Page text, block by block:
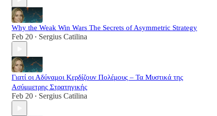
Why the Weak Win Wars The Secrets of Asymmetric Strategy
Feb 20 • Sergius Catilina
Γιατί οι Αδύναμοι Κερδίζουν Πολέμους – Τα Μυστικά της
Ασύμμετρης Στρατηγικής
Feb 20 • Sergius Catilina